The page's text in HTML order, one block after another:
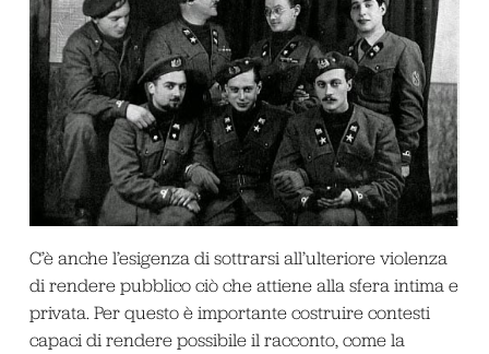
C’è anche l’esigenza di sottrarsi all’ulteriore violenza
di rendere pubblico ciò che attiene alla sfera intima e
privata. Per questo è importante costruire contesti
capaci di rendere possibile il racconto, come la